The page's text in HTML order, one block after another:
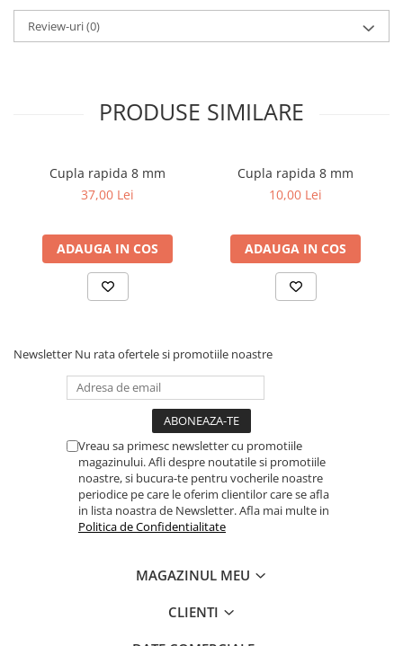
Review-uri(0)
PRODUSE SIMILARE
Cupla rapida 8 mm
37,00 Lei
ADAUGA IN COS
Cupla rapida 8 mm
10,00 Lei
ADAUGA IN COS
Newsletter Nu rata ofertele si promotiile noastre
Vreau sa primesc newsletter cu promotiile
magazinului. Afli despre noutatile si promotiile
noastre, si bucura-te pentru vocherile noastre
periodice pe care le oferim clientilor care se afla
in lista noastra de Newsletter. Afla mai multe in
Politica de Confidentialitate
MAGAZINUL MEU
CLIENTI